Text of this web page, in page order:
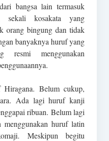
bangsa lain termasuk
sekali kosakata yang
orang bingung dan tidak
banyaknya huruf yang
resmi menggunakan
Hiragana. Belum cukup,
Ada lagi huruf kanji
ribuan. Belum lagi
menggunakan huruf latin
Meskipun begitu